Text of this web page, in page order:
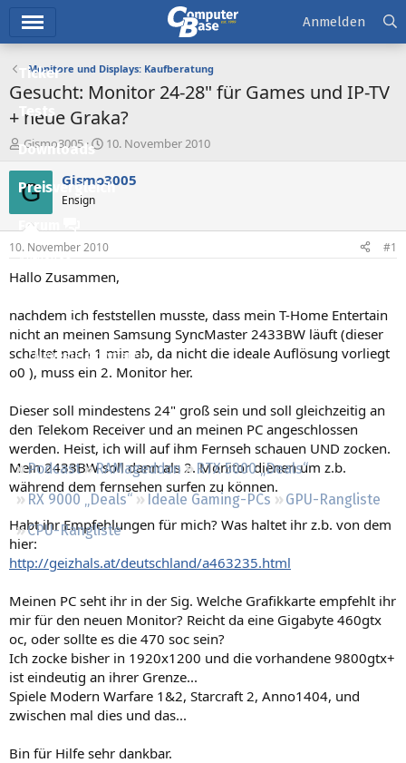
Ticker
Tests
Downloads
Preisvergleich
Forum
Aktuelles
Neue Beiträge
Neueste Aktivitäten
Regeln
Podcast RAMageddon
RTX 5000 „Deals“
RX 9000 „Deals“
Ideale Gaming-PCs
GPU-Rangliste
CPU-Rangliste
Anmelden
Monitore und Displays: Kaufberatung
Gesucht: Monitor 24-28" für Games und IP-TV
+ neue Graka?
E
r
s
t
e
r
Gismo3005
E
s
l
t
a
10. November 2010
G Gismo3005
Ensign
10. November 2010 #1
Hallo Zusammen,
nachdem ich feststellen musste, dass mein T-Home Entertain
nicht an meinen Samsung SyncMaster 2433BW läuft (dieser
schaltet nach 1 min ab, da nicht die ideale Auflösung vorliegt
o0 ), muss ein 2. Monitor her.
Dieser soll mindestens 24" groß sein und soll gleichzeitig an
den Telekom Receiver und an meinen PC angeschlossen
werden. Heist, ich will auf ihm Fernseh schauen UND zocken.
Mein 2433BW soll dann als 2. Monitor dienen um z.b.
während dem fernsehen surfen zu können.
Habt ihr Empfehlungen für mich? Was haltet ihr z.b. von dem
hier:
http://geizhals.at/deutschland/a463235.html
Meinen PC seht ihr in der Sig. Welche Grafikkarte empfehlt ihr
mir für den neuen Monitor? Reicht da eine Gigabyte 460gtx
oc, oder sollte es die 470 soc sein?
Ich zocke bisher in 1920x1200 und die vorhandene 9800gtx+
ist eindeutig an ihrer Grenze...
Spiele Modern Warfare 1&2, Starcraft 2, Anno1404, und
zwischen mal dies und das...
Bin für Hilfe sehr dankbar.